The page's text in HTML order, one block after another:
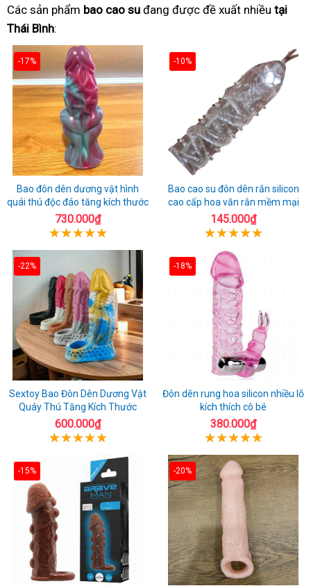
Các sản phẩm bao cao su đang được đề xuất nhiều tại
Thái Bình:
-17%
Bao đôn dên dương vật hình
quái thú độc đáo tăng kích thước
730.000₫
-10%
Bao cao su đôn dên rắn silicon
cao cấp hoa văn rắn mềm mại
145.000₫
-22%
Sextoy Bao Đôn Dên Dương Vật
Quáy Thú Tăng Kích Thước
600.000₫
-18%
Đôn dên rung hoa silicon nhiều lỗ
kích thích cô bé
380.000₫
-15% -20%